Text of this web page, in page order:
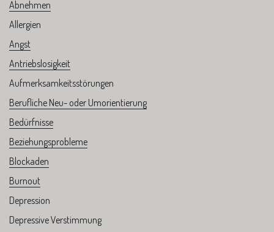
Abnehmen
Allergien
Angst
Antriebslosigkeit
Aufmerksamkeitsstörungen
Berufliche Neu- oder Umorientierung
Bedürfnisse
Beziehungsprobleme
Blockaden
Burnout
Depression
Depressive Verstimmung